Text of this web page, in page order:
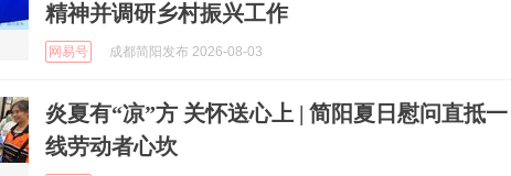
精神并调研乡村振兴工作
网易号 成都简阳发布 2026-08-03
炎夏有“凉”方 关怀送心上 | 简阳夏日慰问直抵一
线劳动者心坎